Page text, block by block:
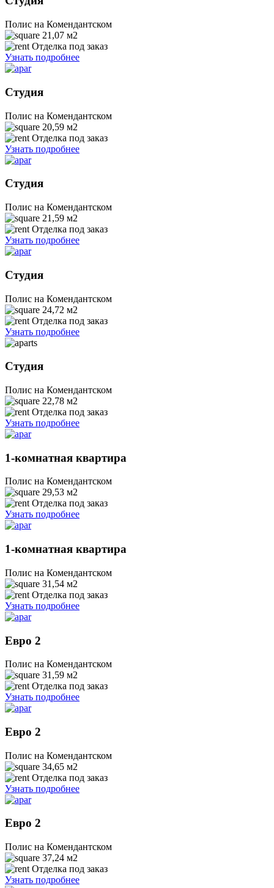
Полис на Комендантском
21,07 м2
Отделка под заказ
Узнать подробнее
Студия
Полис на Комендантском
20,59 м2
Отделка под заказ
Узнать подробнее
Студия
Полис на Комендантском
21,59 м2
Отделка под заказ
Узнать подробнее
Студия
Полис на Комендантском
24,72 м2
Отделка под заказ
Узнать подробнее
Студия
Полис на Комендантском
22,78 м2
Отделка под заказ
Узнать подробнее
1-комнатная квартира
Полис на Комендантском
29,53 м2
Отделка под заказ
Узнать подробнее
1-комнатная квартира
Полис на Комендантском
31,54 м2
Отделка под заказ
Узнать подробнее
Евро 2
Полис на Комендантском
31,59 м2
Отделка под заказ
Узнать подробнее
Евро 2
Полис на Комендантском
34,65 м2
Отделка под заказ
Узнать подробнее
Евро 2
Полис на Комендантском
37,24 м2
Отделка под заказ
Узнать подробнее